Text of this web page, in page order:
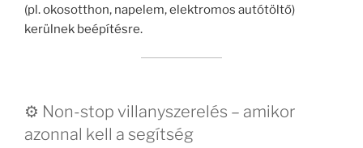
(pl. okosotthon, napelem, elektromos autótöltő)
kerülnek beépítésre.
⚙️ Non-stop villanyszerelés – amikor
azonnal kell a segítség